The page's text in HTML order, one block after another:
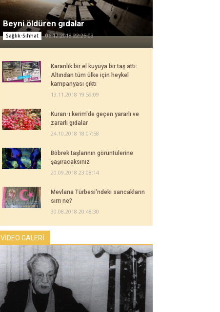
Beyni öldüren gıdalar
Sağlık-Sıhhat 06.12.2018 22:25:03
Karanlık bir el kuyuya bir taş attı:
Altından tüm ülke için heykel
kampanyası çıktı
13.11.2018 19:59:09
Kuran-ı kerim'de geçen yararlı ve
zararlı gıdalar
24.10.2018 18:07:58
Böbrek taşlarının görüntülerine
şaşıracaksınız
20.09.2018 23:08:14
Mevlana Türbesi'ndeki sancakların
sırrı ne?
30.08.2018 20:48:30
VİDEO GALERİ